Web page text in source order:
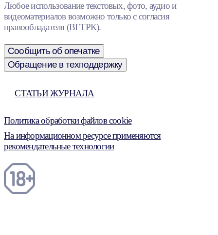
Любое использование текстовых, фото, аудио и
видеоматериалов возможно только с согласия
правообладателя (ВГТРК).
Сообщить об опечатке
Обращение в техподдержку
СТАТЬИ ЖУРНАЛА
Политика обработки файлов cookie
На информационном ресурсе применяются
рекомендательные технологии